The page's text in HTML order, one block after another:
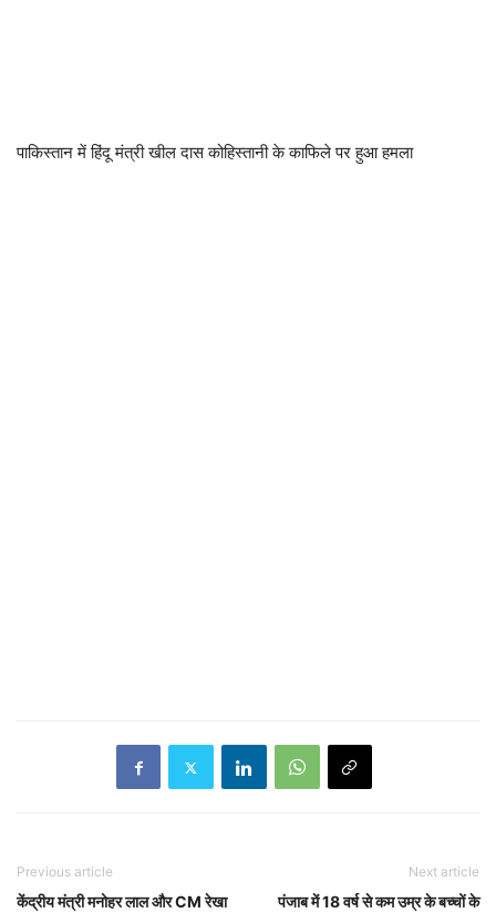
पाकिस्तान में हिंदू मंत्री खील दास कोहिस्तानी के काफिले पर हुआ हमला
Previous article
केंद्रीय मंत्री मनोहर लाल और CM रेखा
Next article
पंजाब में 18 वर्ष से कम उम्र के बच्चों के